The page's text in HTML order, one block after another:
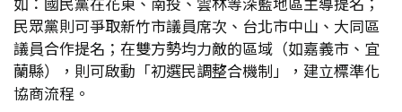
民眾黨則可爭取新竹市議員席次、台北市中山、大同區
議員合作提名；在雙方勢均力敵的區域（如嘉義市、宜
蘭縣），則可啟動「初選民調整合機制」，建立標準化
協商流程。